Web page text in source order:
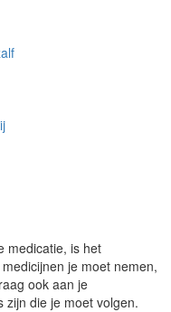
medicatie, is het
je moet nemen,
ook aan je
zijn die je moet volgen.